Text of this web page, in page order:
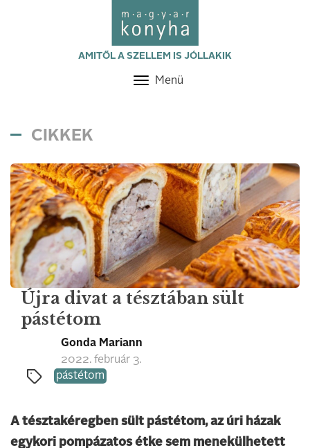
AMITŐL A SZELLEM IS JÓLLAKIK
Toggle
Menü
CIKKEK
Újra divat a tésztában sült
pástétom
Gonda Mariann
2022. február 3.
pástétom
A tésztakéregben sült pástétom, az úri házak
egykori pompázatos étke sem menekülhetett